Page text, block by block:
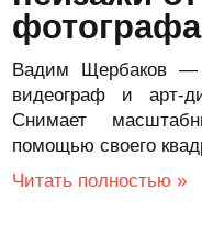
фотографа
Вадим Щербаков —
видеограф и арт-
Снимает
помощью своего
Читать полностью »